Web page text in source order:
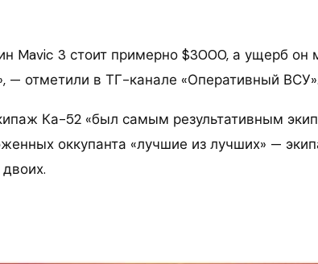
Mavic 3 стоит примерно $3000, а ущерб он
— отметили в ТГ-канале «Оперативный ВСУ».
Ка-52 «был самым результативным
оккупанта «лучшие из лучших» —